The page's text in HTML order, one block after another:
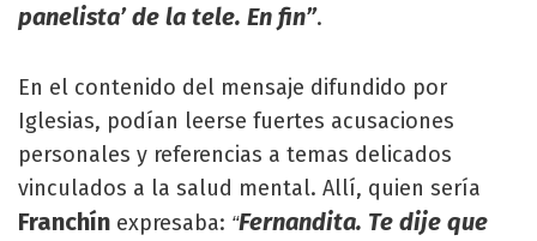
panelista’ de la tele. En fin”.
En el contenido del mensaje difundido por
Iglesias, podían leerse fuertes acusaciones
personales y referencias a temas delicados
vinculados a la salud mental. Allí, quien sería
Franchín expresaba: “Fernandita. Te dije que